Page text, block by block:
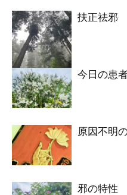
扶正祛邪
今日の患
原因不明
邪の特性